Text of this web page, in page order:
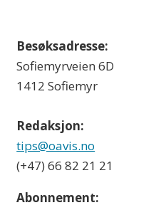
Besøksadresse:
Sofiemyrveien 6D
1412 Sofiemyr
Redaksjon:
tips@oavis.no
(+47) 66 82 21 21
Abonnement: